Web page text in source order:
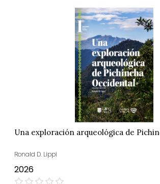
Una exploración arqueológica de
Ronald D. Lippi
2026